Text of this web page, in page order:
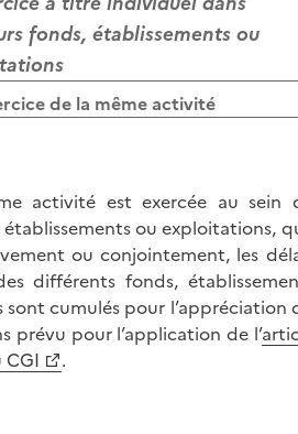
fonds, établissements ou
de la même activité
activité est exercée au sein
ou exploitations,
ou conjointement, les
différents fonds,
cumulés pour l’appréciation
prévu pour l’application de l’
CGI
.